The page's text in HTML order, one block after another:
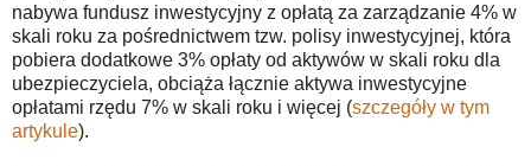
nabywa fundusz inwestycyjny z opłatą za zarządzanie 4% w
skali roku za pośrednictwem tzw. polisy inwestycyjnej, która
pobiera dodatkowe 3% opłaty od aktywów w skali roku dla
ubezpieczyciela, obciąża łącznie aktywa inwestycyjne
opłatami rzędu 7% w skali roku i więcej (szczegóły w tym
artykule).